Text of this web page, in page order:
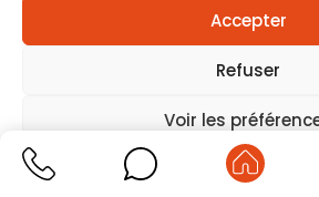
Accepter
Refuser
Voir les
Mentions légales